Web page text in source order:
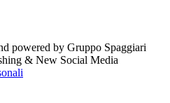
powered by Gruppo Spaggiari
& New Social Media